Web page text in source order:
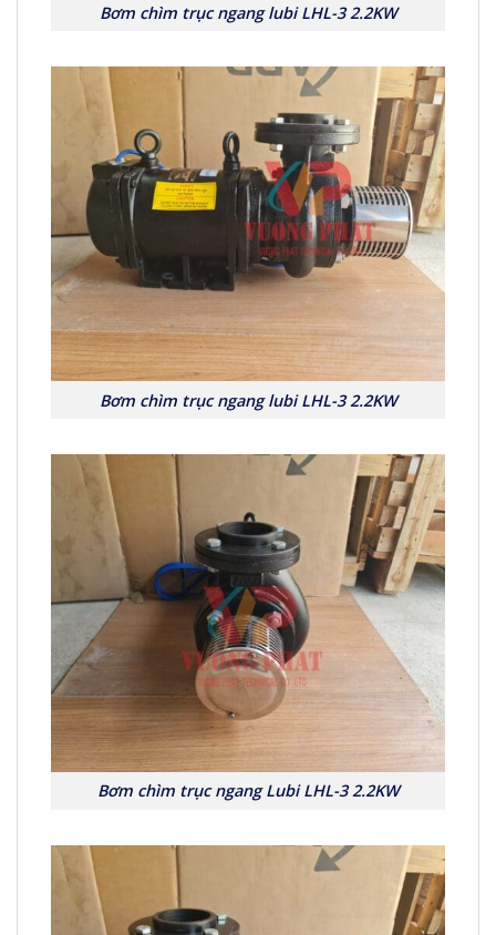
Bơm chìm trục ngang lubi LHL-3 2.2KW
Bơm chìm trục ngang lubi LHL-3 2.2KW
Bơm chìm trục ngang Lubi LHL-3 2.2KW